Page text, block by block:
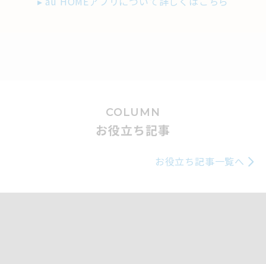
COLUMN
お役立ち記事
お役立ち記事一覧へ